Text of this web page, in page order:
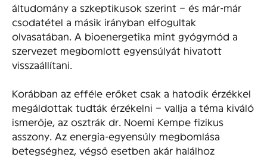
áltudomány a szkeptikusok szerint – és már-már
csodatétel a másik irányban elfogultak
olvasatában. A bioenergetika mint gyógymód a
szervezet megbomlott egyensúlyát hivatott
visszaállítani.
Korábban az efféle erőket csak a hatodik érzékkel
megáldottak tudták érzékelni – vallja a téma kiváló
ismerője, az osztrák dr. Noemi Kempe fizikus
asszony. Az energia-egyensúly megbomlása
betegséghez, végső esetben akár halálhoz